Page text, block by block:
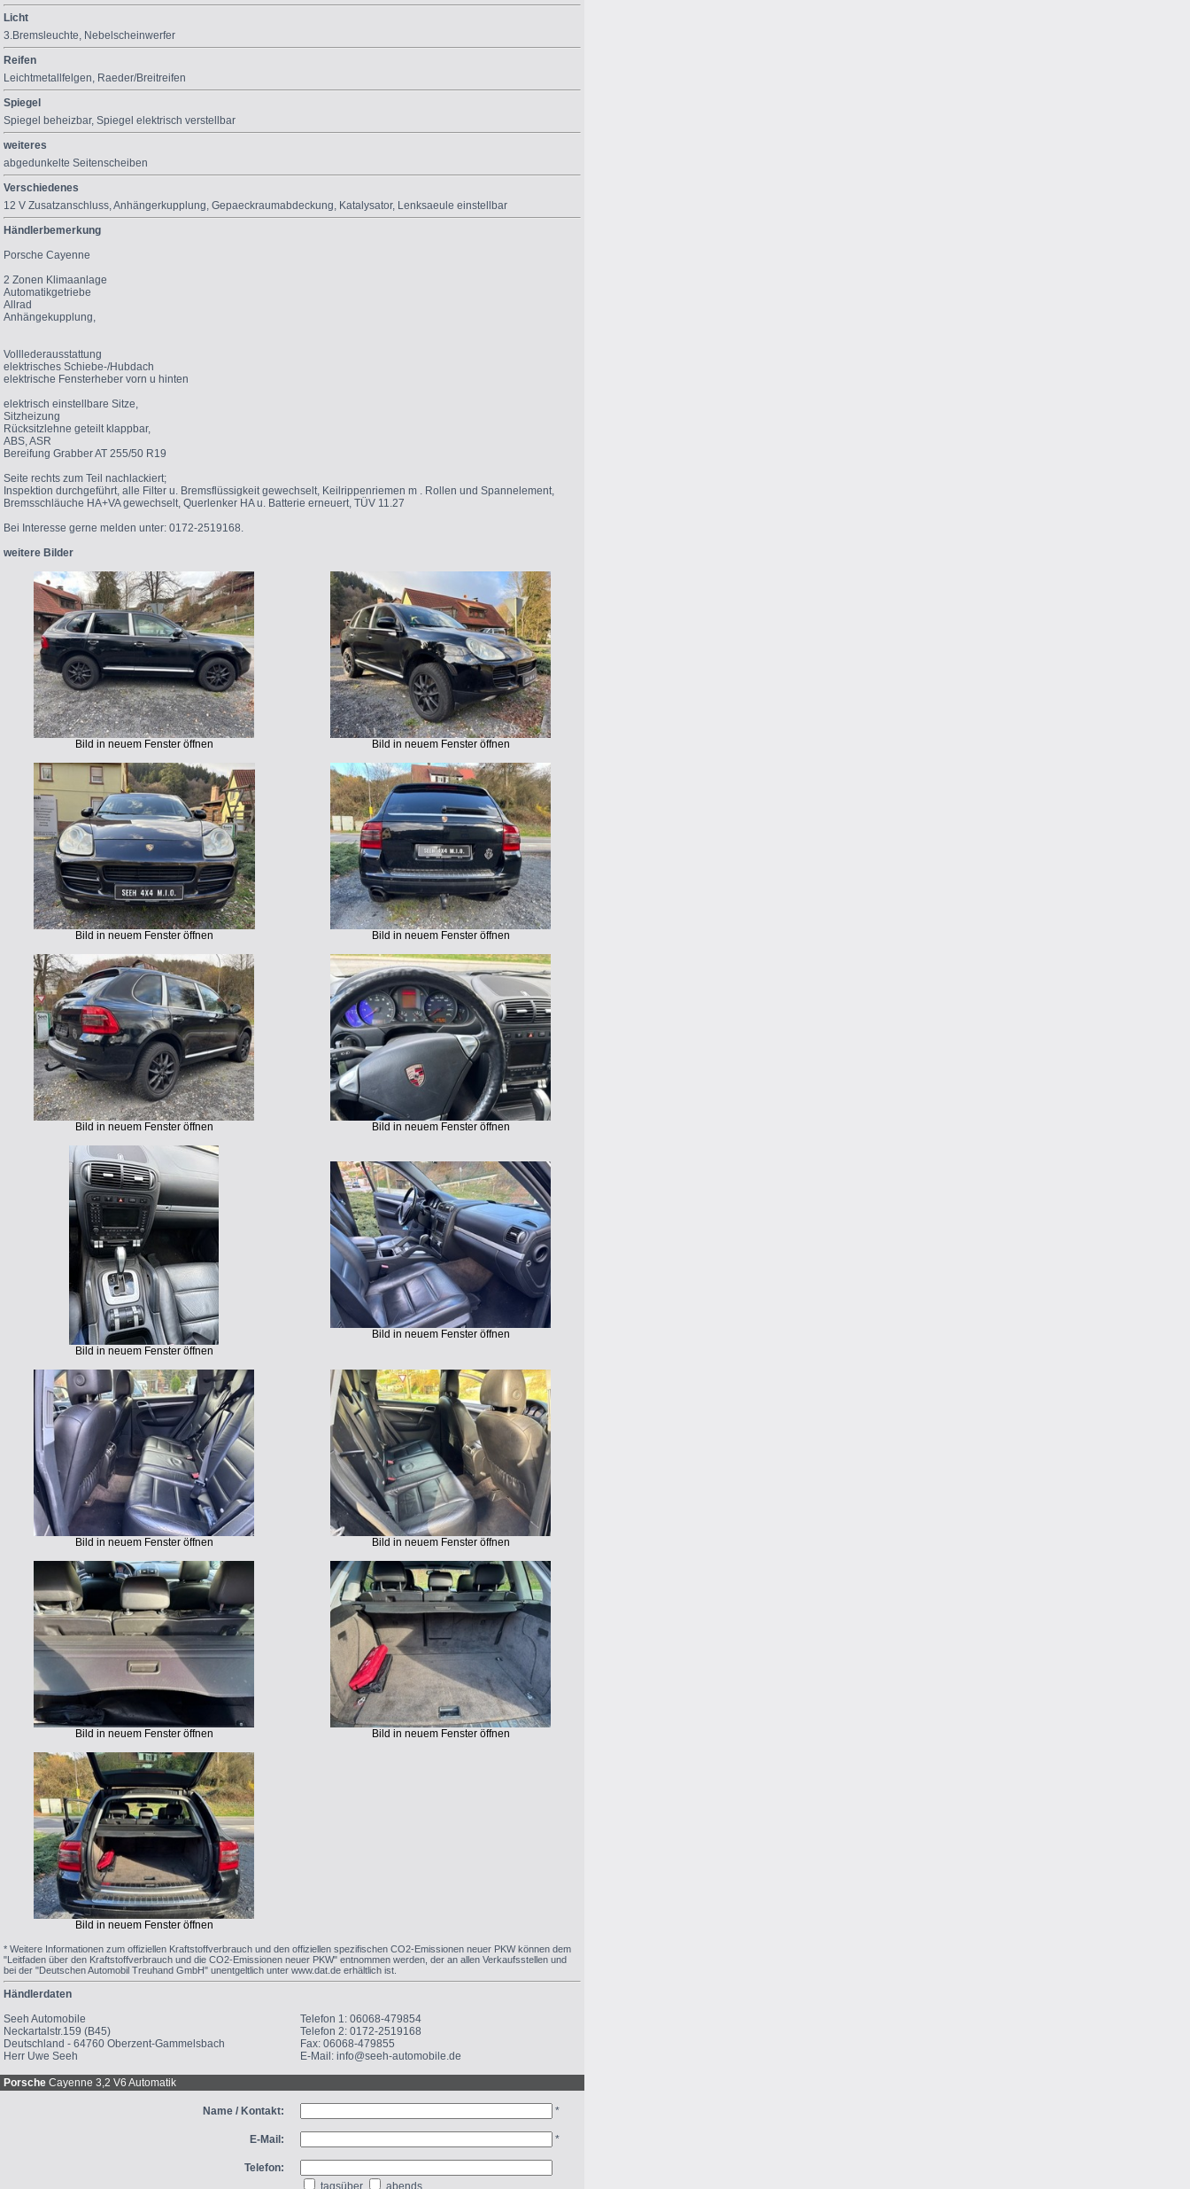
Licht
3.Bremsleuchte, Nebelscheinwerfer
Reifen
Leichtmetallfelgen, Raeder/Breitreifen
Spiegel
Spiegel beheizbar, Spiegel elektrisch verstellbar
weiteres
abgedunkelte Seitenscheiben
Verschiedenes
12 V Zusatzanschluss,Anhängerkupplung, Gepaeckraumabdeckung, Katalysator, Lenksaeule einstellbar
Händlerbemerkung
Porsche Cayenne
2 Zonen Klimaanlage
Automatikgetriebe
Allrad
Anhängekupplung,
Volllederausstattung
elektrisches Schiebe-/Hubdach
elektrische Fensterheber vorn u hinten
elektrisch einstellbare Sitze,
Sitzheizung
Rücksitzlehne geteilt klappbar,
ABS, ASR
Bereifung Grabber AT 255/50 R19
Seite rechts zum Teil nachlackiert;
Inspektion durchgeführt, alle Filter u. Bremsflüssigkeit gewechselt, Keilrippenriemen m . Rollen und Spannelement,
Bremsschläuche HA+VA gewechselt, Querlenker HA u. Batterie erneuert, TÜV 11.27
Bei Interesse gerne melden unter: 0172-2519168.
weitere Bilder
Bild in neuem Fenster öffnen Bild in neuem Fenster öffnen
Bild in neuem Fenster öffnen Bild in neuem Fenster öffnen
Bild in neuem Fenster öffnen Bild in neuem Fenster öffnen
Bild in neuem Fenster öffnen
Bild in neuem Fenster öffnen
Bild in neuem Fenster öffnen Bild in neuem Fenster öffnen
Bild in neuem Fenster öffnen Bild in neuem Fenster öffnen
Bild in neuem Fenster öffnen
* Weitere Informationen zum offiziellen Kraftstoffverbrauch und den offiziellen spezifischen CO2-Emissionen neuer PKW können dem
"Leitfaden über den Kraftstoffverbrauch und die CO2-Emissionen neuer PKW" entnommen werden, der an allen Verkaufsstellen und
bei der "Deutschen Automobil Treuhand GmbH" unentgeltlich unter www.dat.de erhältlich ist.
Händlerdaten
Seeh Automobile
Neckartalstr.159 (B45)
Deutschland - 64760 Oberzent-Gammelsbach
Herr Uwe Seeh
Telefon 1: 06068-479854
Telefon 2: 0172-2519168
Fax: 06068-479855
E-Mail: info@seeh-automobile.de
Porsche Cayenne 3,2 V6 Automatik
Name / Kontakt: *
E-Mail: *
Telefon:
tagsüber
abends